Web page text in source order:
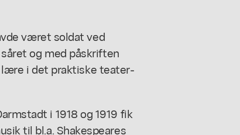
været soldat ved
og med påskriften
i det praktiske teater-
i 1918 og 1919 fik
til bl.a. Shakespeares